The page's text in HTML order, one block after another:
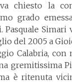
chiesto la
grado
Pasquale Simari
del 2005 a
Calabria, con
gremitissima
è ritenuta